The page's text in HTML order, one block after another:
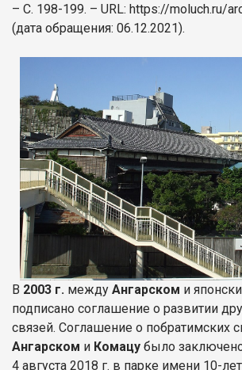
– С. 198-199. – URL: https://moluch.ru/
(дата обращения: 06.12.2021).
В 2003 г. между Ангарском и
подписано соглашение о развитии
связей. Соглашение о побратимских
Ангарском и Комацу было
4 августа 2018 г. в парке имени 10-